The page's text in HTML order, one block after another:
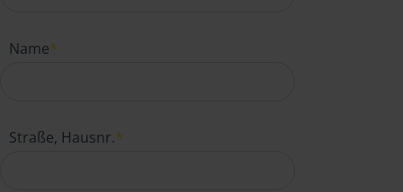
Name*
Straße, Hausnr.*